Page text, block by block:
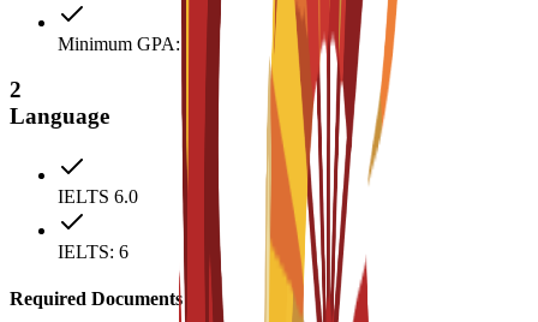
Minimum GPA: 2.5
2
Language
IELTS 6.0
IELTS: 6
Required Documents